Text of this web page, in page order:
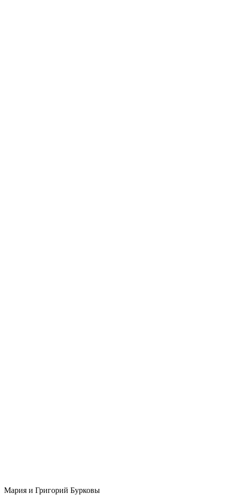
Мария и Григорий Бурковы